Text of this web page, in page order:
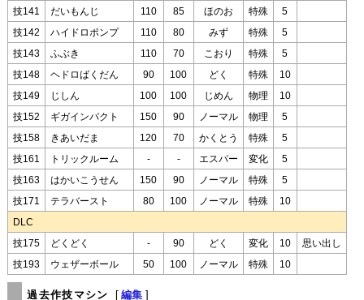
技141 だいもんじ 110 85 ほのお 特殊 5
技142 ハイドロポンプ 110 80 みず 特殊 5
技143 ふぶき 110 70 こおり 特殊 5
技148 ヘドロばくだん 90 100 どく 特殊 10
技149 じしん 100 100 じめん 物理 10
技152 ギガインパクト 150 90 ノーマル 物理 5
技158 きあいだま 120 70 かくとう 特殊 5
技161 トリックルーム - - エスパー 変化 5
技163 はかいこうせん 150 90 ノーマル 特殊 5
技171 テラバースト 80 100 ノーマル 特殊 10
DLC
技175 どくどく - 90 どく 変化 10 思い出し
技193 ウェザーボール 50 100 ノーマル 特殊 10
過去作技マシン [ 編集 ]